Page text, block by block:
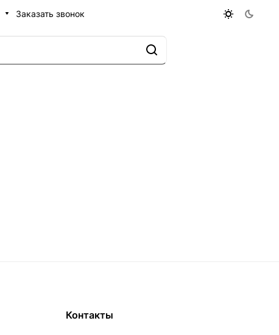
Заказать звонок
Контакты